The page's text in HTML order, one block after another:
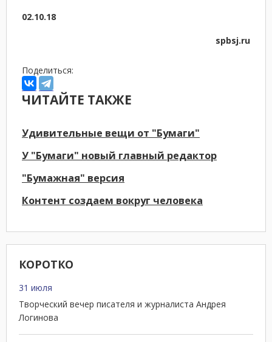
КОРОТКО
31 июля
Творческий вечер писателя и журналиста Андрея
Логинова
02.10.18
spbsj.ru
Поделиться:
ЧИТАЙТЕ ТАКЖЕ
Удивительные вещи от "Бумаги"
У "Бумаги" новый главный редактор
"Бумажная" версия
Контент создаем вокруг человека